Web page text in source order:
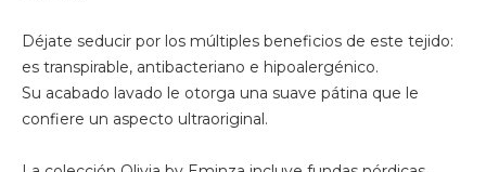
Déjate seducir por los múltiples beneficios de este tejido:
es transpirable, antibacteriano e hipoalergénico.
Su acabado lavado le otorga una suave pátina que le
confiere un aspecto ultraoriginal.